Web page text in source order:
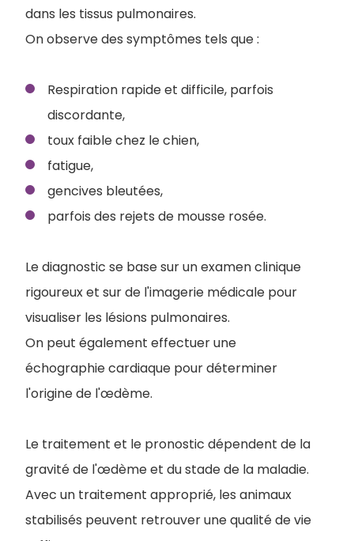
dans les tissus pulmonaires.
On observe des symptômes tels que :
Respiration rapide et difficile, parfois
discordante,
toux faible chez le chien,
fatigue,
gencives bleutées,
parfois des rejets de mousse rosée.
Le diagnostic se base sur un examen clinique
rigoureux et sur de l'imagerie médicale pour
visualiser les lésions pulmonaires.
On peut également effectuer une
échographie cardiaque pour déterminer
l'origine de l'œdème.
Le traitement et le pronostic dépendent de la
gravité de l'œdème et du stade de la maladie.
Avec un traitement approprié, les animaux
stabilisés peuvent retrouver une qualité de vie